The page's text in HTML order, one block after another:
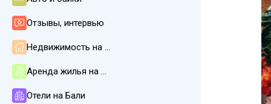
Отзывы, интервью
Недвижимость на Бали
Аренда жилья на Бали
Отели на Бали